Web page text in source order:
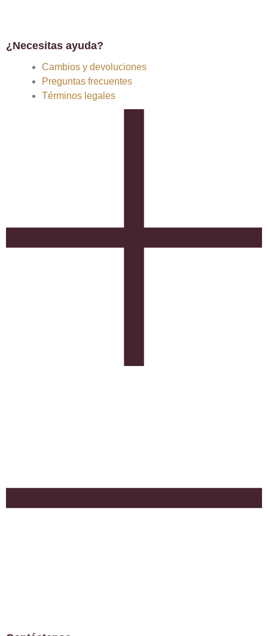
¿Necesitas ayuda?
Cambios y devoluciones
Preguntas frecuentes
Términos legales